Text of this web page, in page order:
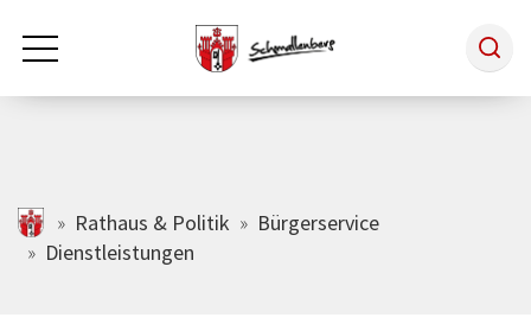
Zum Hauptinhalt springen
Rathaus & Politik
schmallenberg.de
Rathaus & Politik
Bürgerservice
Dienstleistungen